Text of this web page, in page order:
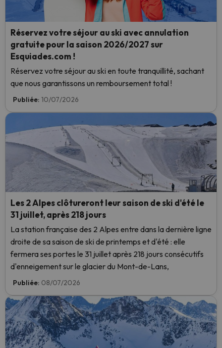
Réservez votre séjour au ski avec annulation
gratuite pour la saison 2026/2027 sur
Esquiades.com !
Réservez votre séjour au ski en toute tranquillité, sachant
que nous garantissons un remboursement total !
Publiée: 10/07/2026
Les 2 Alpes clôtureront leur saison de ski d'été le
31 juillet, après 218 jours
La station française des 2 Alpes entre dans la dernière ligne
droite de sa saison de ski de printemps et d'été : elle
fermera ses portes le 31 juillet après 218 jours consécutifs
d'enneigement sur le glacier du Mont-de-Lans,
Publiée: 08/07/2026